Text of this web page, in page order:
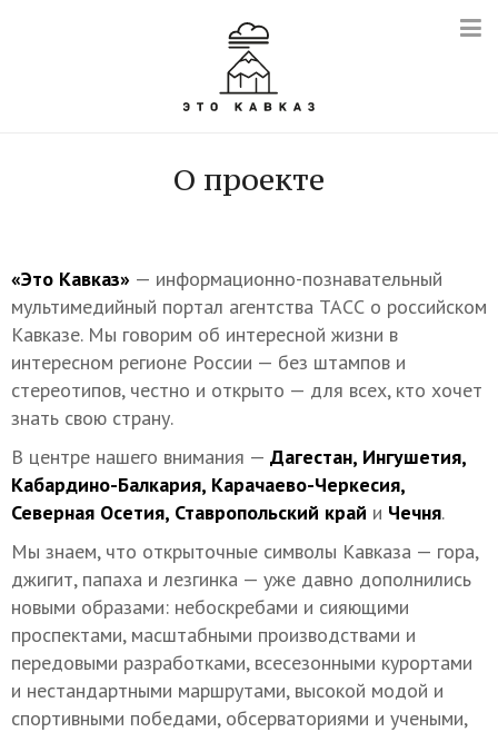
О проекте
«Это Кавказ» — информационно-познавательный
мультимедийный портал агентства ТАСС о российском
Кавказе. Мы говорим об интересной жизни в
интересном регионе России — без штампов и
стереотипов, честно и открыто — для всех, кто хочет
знать свою страну.
В центре нашего внимания — Дагестан, Ингушетия,
Кабардино-Балкария, Карачаево-Черкесия,
Северная Осетия, Ставропольский край и Чечня.
Мы знаем, что открыточные символы Кавказа — гора,
джигит, папаха и лезгинка — уже давно дополнились
новыми образами: небоскребами и сияющими
проспектами, масштабными производствами и
передовыми разработками, всесезонными курортами
и нестандартными маршрутами, высокой модой и
спортивными победами, обсерваториями и учеными,